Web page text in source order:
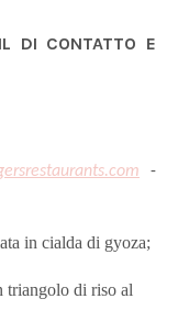
DI CONTATTO E
-
in cialda di gyoza;
triangolo di riso al